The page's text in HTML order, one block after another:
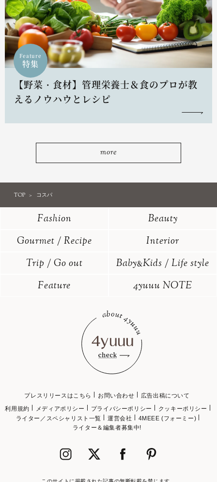
Feature
特集
【野菜・食材】管理栄養士＆食のプロが教
えるノウハウとレシピ
more
TOP コスパ
Fashion
Beauty
Gourmet / Recipe
Interior
Trip / Go out
Baby&Kids / Life style
Feature
4yuuu NOTE
プレスリリースはこちら お問い合わせ
広告出稿について
利用規約
メディアポリシー プライバシーポリシー
クッキーポリシー
ライター／スペシャリスト一覧
運営会社
4MEEE (フォーミー)
ライター＆編集者募集中!